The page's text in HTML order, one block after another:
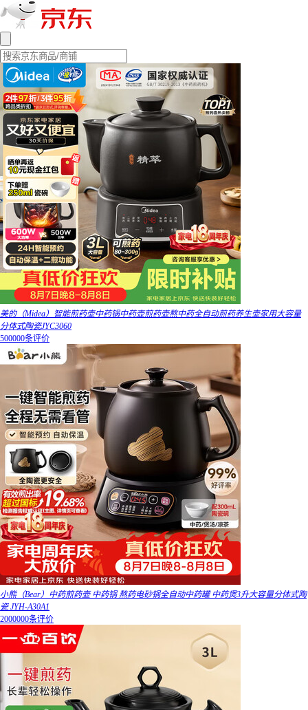
美的（Midea）智能煎药壶中药锅中药壶煎药壶熬中药全自动煎药养生壶家用大容量
分体式陶瓷JYC3060
500000条评价
小熊（Bear）中药煎药壶 中药锅 熬药电砂锅全自动中药罐 中药煲3升大容量分体式陶
瓷 JYH-A30A1
2000000条评价